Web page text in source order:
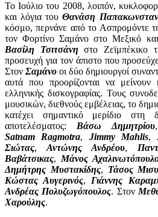
Το Ιούλιο του 2008, λοιπόν,
και λόγια τουΘανάση
κόσμο, περνάνε από το Ασπρομόντε
τον Φορτίνο Σαμάνο στο Μεξικό
Βασίλη Τσιτσάνη στο Ζεϊμπέκικο
προσευχή για τον άπιστο που
Στον Σαμάνο οι δύο δημιουργοί
αυτά που προορίζονται να μείνουν
ελληνικής δισκογραφίας. Τους
μουσικών, διεθνούς εμβέλειας, το
κατέχει σημαντικό μερίδιο στη
αποτελέσματος: Βάσω Δημητρίου
Satnam Ragmotra, Jimmy Mahlis,
Σιώτας,Αντώνης Ανδρέου,
Βαβάτσικας, Μάνος
Δημήτρης Μυστακίδης, Τάσος
Κώστας Αυγερινός, Γιάννης
Ανδρέας Πολυζωγόπουλος. Στον
Χαρούλης.